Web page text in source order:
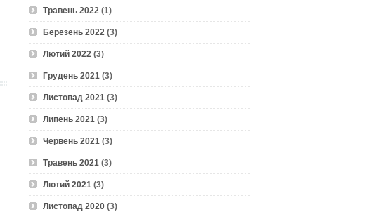
Травень 2022 (1)
Березень 2022 (3)
Лютий 2022 (3)
Грудень 2021 (3)
Листопад 2021 (3)
Липень 2021 (3)
Червень 2021 (3)
Травень 2021 (3)
Лютий 2021 (3)
Листопад 2020 (3)